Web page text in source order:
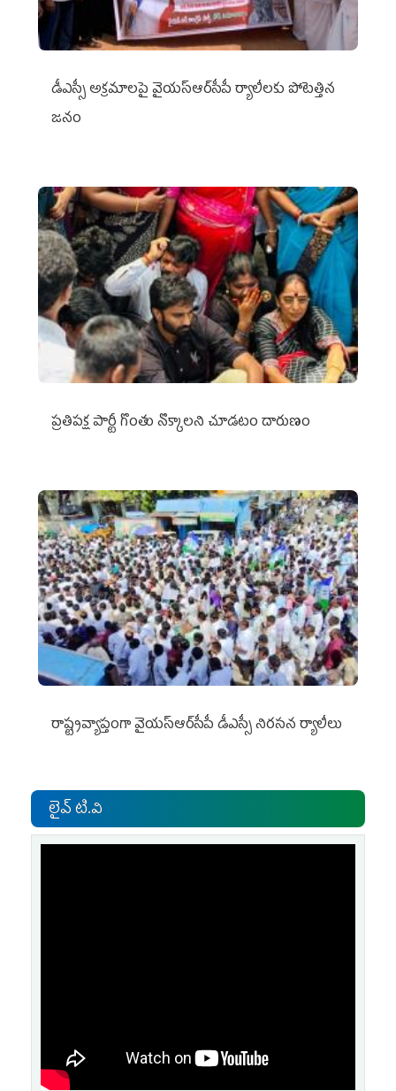
డీఎస్సీ అక్రమాలపై వైయ‌స్ఆర్‌సీపీ ర్యాలీలకు పోటెత్తిన
జనం
ప్రతిపక్ష పార్టీ గొంతు నొక్కాలని చూడటం దారుణం
రాష్ట్రవ్యాప్తంగా వైయ‌స్ఆర్‌సీపీ డీఎస్సీ నిరసన ర్యాలీలు
లైవ్ టి.వి